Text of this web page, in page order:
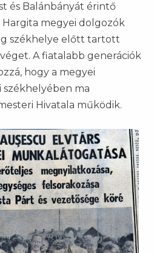
és Balánbányát érintő
megyei dolgozók
székhelye előtt tartott
A fiatalabb generációk
hogy a megyei
ma
Hivatala működik.